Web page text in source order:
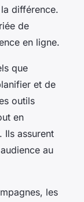
différence.
de
en ligne.
que
et de
outils
en
Ils assurent
au
les